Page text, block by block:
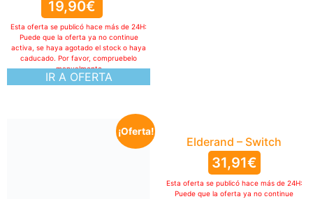
19,90€
IR A OFERTA
Esta oferta se publicó hace más de 24H:
Puede que la oferta ya no continue
activa, se haya agotado el stock o haya
caducado. Por favor, compruebelo
manualmente
¡Oferta!
Elderand – Switch
31,91€
Esta oferta se publicó hace más de 24H:
Puede que la oferta ya no continue